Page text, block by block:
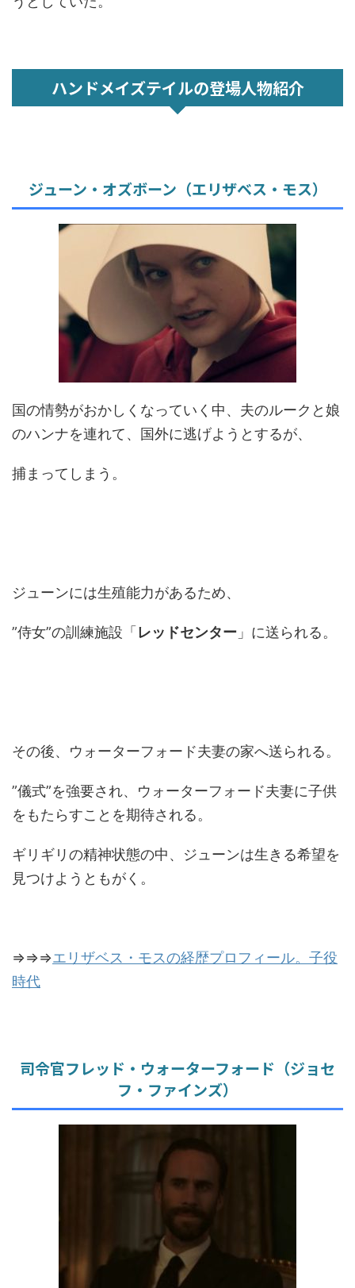
ハンドメイズテイルの登場人物紹介
ジューン・オズボーン（エリザベス・モス）
国の情勢がおかしくなっていく中、夫のルークと娘
のハンナを連れて、国外に逃げようとするが、
捕まってしまう。
ジューンには生殖能力があるため、
”侍女”の訓練施設「 レッドセンター 」に送られる。
その後、ウォーターフォード夫妻の家へ送られる。
”儀式”を強要され、ウォーターフォード夫妻に子供
をもたらすことを期待される。
ギリギリの精神状態の中、ジューンは生きる希望を
見つけようともがく。
⇒⇒⇒エリザベス・モスの経歴プロフィール。子役
時代
司令官フレッド・ウォーターフォード（ジョセ
フ・ファインズ）